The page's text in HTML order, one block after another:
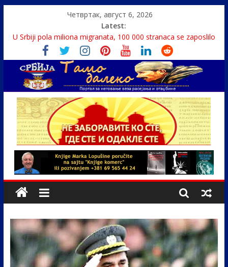
Четвртак, август 6, 2026
Latest:
Politika i seks glavne teme srpskih medija
U Srbiji pola miliona migranata, 100 000 stranaca se zaposlilo
Како је „Господар књига“ проглашен народним
непријатељем
Čije je pravo na istinu o Nikoli Tesli?
Srbin zaspao na Dunavu, reka ga odnela u Rumuniju